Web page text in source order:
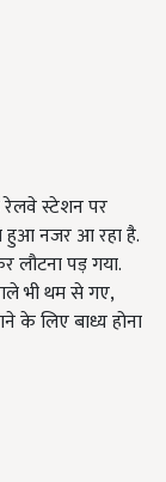
रेलवे स्टेशन पर
हुआ नजर आ रहा है.
लौटना पड़ गया.
भी थम से गए,
के लिए बाध्य होना